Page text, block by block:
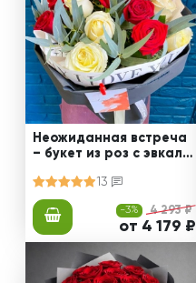
Неожиданная встреча
– букет из роз с эвкали
13
-3% 4 293 ₽
от 4 179 ₽